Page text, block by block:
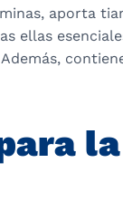
aporta
ellas